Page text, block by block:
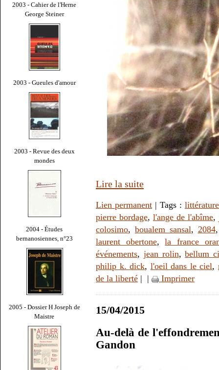
2003 - Cahier de l'Herne
George Steiner
2003 - Gueules d'amour
2003 - Revue des deux
mondes
2004 - Études
bernanosiennes, n°23
2005 - Dossier H Joseph de
Maistre
Lire la suite
Lien permanent | Tags : littérature
pierre bordage, l'ange de l'abîme,
colosimo, boualem sansal, 2084
laurent obertone,la france
événements, jean rolin,bellum
philip k. dick, l'oeil dans le ciel,
de la liberté | | Imprimer
15/04/2015
Au-delà de
Gandon